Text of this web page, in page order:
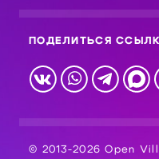
ПОДЕЛИТЬСЯ
© 2013-2026 Open